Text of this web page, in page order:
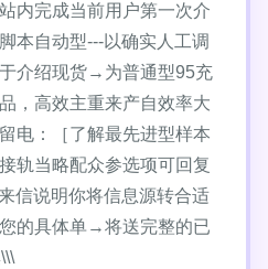
内完成当前用户第一次介
本自动型---以确实人工调
介绍现货→为普通型95充
，高效主重来产自效率大
电：［了解最先进型样本
轨当略配众参选项可回复
信说明你将信息源转合适
的具体单→将送完整的已